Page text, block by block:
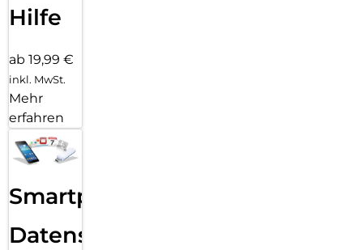
Hilfe
ab 19,99 €
inkl. MwSt.
Mehr
erfahren
Smartphone
Datensicherung